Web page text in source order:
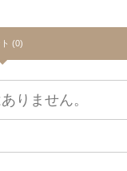
(0)
りません。